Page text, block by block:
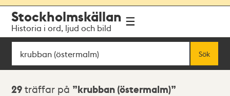
navigationen
huvudinnehållet
Stockholmskällan
Historia i ord, ljud och bild
Sök
Sök
Sökresultat
29 träffar på krubban (östermalm)